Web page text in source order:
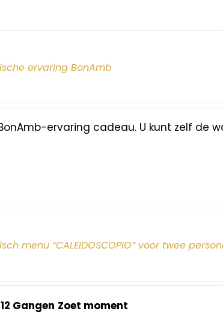
ervaring BonAmb
ervaring cadeau. U kunt zelf de
menu “CALEIDOSCOPIO” voor twee
12 Gangen Zoet moment